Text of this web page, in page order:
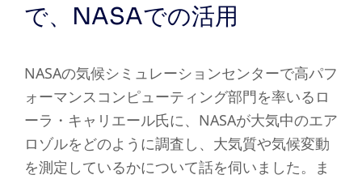
で、NASAでの活用
NASAの気候シミュレーションセンターで高パフ
ォーマンスコンピューティング部門を率いるロ
ーラ・キャリエール氏に、NASAが大気中のエア
ロゾルをどのように調査し、大気質や気候変動
を測定しているかについて話を伺いました。ま